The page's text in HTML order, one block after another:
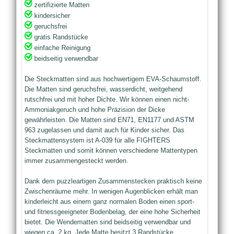
zertifizierte Matten
kindersicher
geruchsfrei
gratis Randstücke
einfache Reinigung
beidseitig verwendbar
Die Steckmatten sind aus hochwertigem EVA-Schaumstoff.
Die Matten sind geruchsfrei, wasserdicht, weitgehend
rutschfrei und mit hoher Dichte. Wir können einen nicht-
Ammoniakgeruch und hohe Präzision der Dicke
gewährleisten. Die Matten sind EN71, EN1177 und ASTM
963 zugelassen und damit auch für Kinder sicher. Das
Steckmattensystem ist A-039 für alle FIGHTERS
Steckmatten und somit können verschiedene Mattentypen
immer zusammengesteckt werden.
Dank dem puzzleartigen Zusammenstecken praktisch keine
Zwischenräume mehr. In wenigen Augenblicken erhält man
kinderleicht aus einem ganz normalen Boden einen sport-
und fitnessgeeigneter Bodenbelag, der eine hohe Sicherheit
bietet. Die Wendematten sind beidseitig verwendbar und
wiegen ca. 2 kg. Jede Matte besitzt 3 Randstücke.